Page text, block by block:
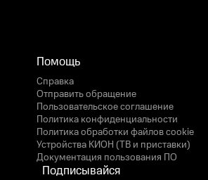
Помощь
Справка
Отправить обращение
Пользовательское соглашение
Политика конфиденциальности
Политика обработки файлов cookie
Устройства КИОН (ТВ и приставки)
Документация пользования ПО
Подписывайся